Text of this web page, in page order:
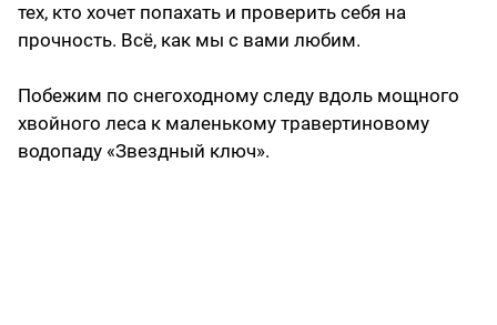
тех, кто хочет попахать и проверить себя на
прочность. Всё, как мы с вами любим.
Побежим по снегоходному следу вдоль мощного
хвойного леса к маленькому травертиновому
водопаду «Звездный ключ».